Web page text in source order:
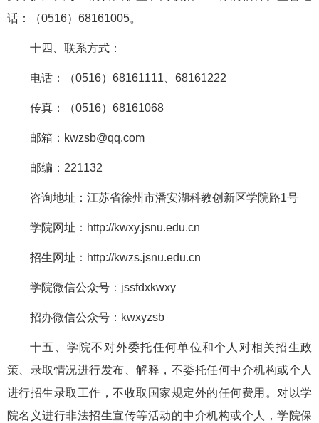
话：（0516）68161005。
十四、联系方式：
电话：（0516）68161111、68161222
传真：（0516）68161068
邮箱：kwzsb@qq.com
邮编：221132
咨询地址：江苏省徐州市潘安湖科教创新区学院路1号
学院网址：http://kwxy.jsnu.edu.cn
招生网址：http://kwzs.jsnu.edu.cn
学院微信公众号：jssfdxkwxy
招办微信公众号：kwxyzsb
十五、学院不对外委托任何单位和个人对相关招生政
策、录取情况进行发布、解释，不委托任何中介机构或个人
进行招生录取工作，不收取国家规定外的任何费用。对以学
院名义进行非法招生宣传等活动的中介机构或个人，学院保